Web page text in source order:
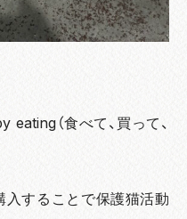
（食べて、買って、
入することで保護猫活動